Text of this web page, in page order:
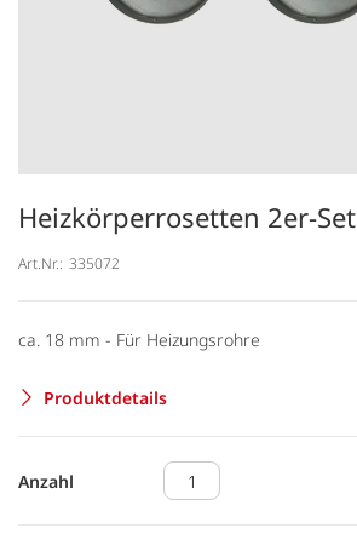
Heizkörperrosetten 2er-Set
Art.Nr.: 335072
ca. 18 mm - Für Heizungsrohre
Produktdetails
Anzahl